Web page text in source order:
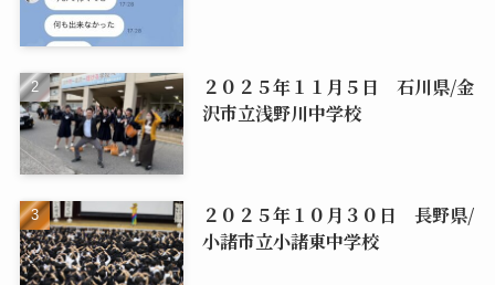
２０２５年１１月５日 石川県/金
沢市立浅野川中学校
２０２５年１０月３０日 長野県/
小諸市立小諸東中学校